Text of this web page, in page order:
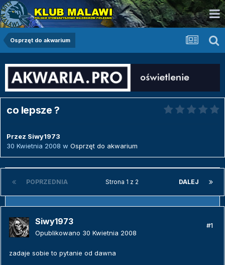
Osprzęt do akwarium
co lepsze ?
Przez Siwy1973
30 Kwietnia 2008 w Osprzęt do akwarium
POPRZEDNIA DALEJ
Strona 1 z 2
Siwy1973
Opublikowano 30 Kwietnia 2008
#1
zadaje sobie to pytanie od dawna